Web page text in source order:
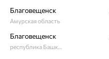
Благовещенск
Амурская область
Благовещенск
республика Башкортостан